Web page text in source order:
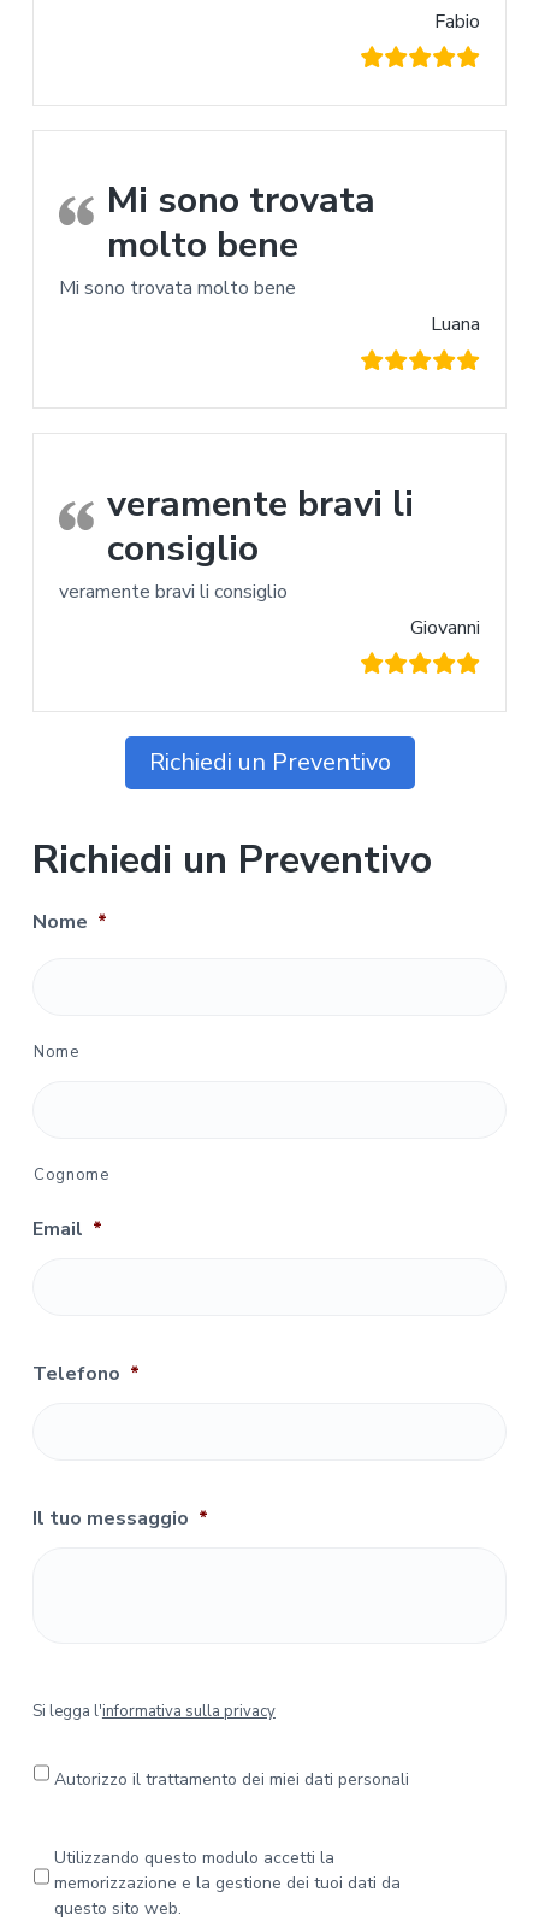
Fabio
Mi sono trovata
molto bene
Mi sono trovata molto bene
Luana
veramente bravi li
consiglio
veramente bravi li consiglio
Giovanni
Richiedi un Preventivo
Richiedi un Preventivo
Nome *
Nome
Cognome
Email *
Telefono *
Il tuo messaggio *
S
e
l
Si legga l'informativa sulla privacy
Autorizzo il trattamento dei miei dati personali
r
Utilizzando questo modulo accetti la
memorizzazione e la gestione dei tuoi dati da
questo sito web.